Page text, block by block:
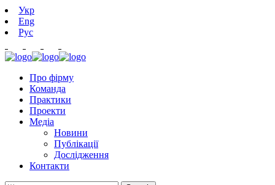
Укр
Eng
Рус
Про фірму
Команда
Практики
Проекти
Медіа
Новини
Публікації
Дослідження
Контакти